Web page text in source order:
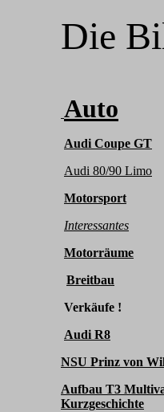
Die
Auto
Audi Coupe GT
Audi 80/90 Limo
Motorsport
Interessantes
Motorräume
Breitbau
Verkäufe !
Audi R8
NSU Prinz von
Aufbau T3
Kurzgeschichte